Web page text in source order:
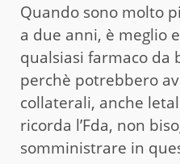
Quando sono molto
a due anni, è meglio
qualsiasi farmaco da
perchè potrebbero
collaterali, anche
ricorda l’Fda, non
somministrare in